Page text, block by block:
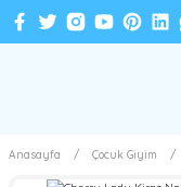
Anasayfa Çocuk Giyim